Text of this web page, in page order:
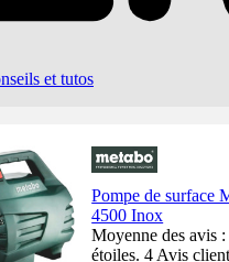
et tutos
Pompe de surface
4500 Inox
Moyenne des avis
étoiles. 4 Avis